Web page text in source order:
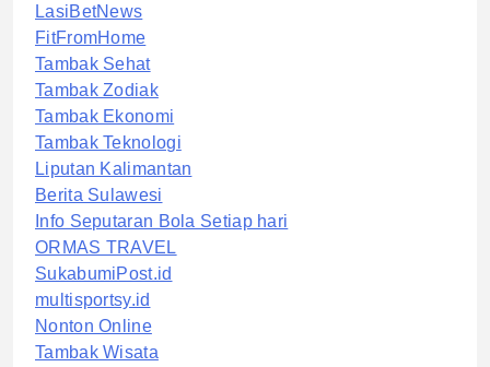
LasiBetNews
FitFromHome
Tambak Sehat
Tambak Zodiak
Tambak Ekonomi
Tambak Teknologi
Liputan Kalimantan
Berita Sulawesi
Info Seputaran Bola Setiap hari
ORMAS TRAVEL
SukabumiPost.id
multisportsy.id
Nonton Online
Tambak Wisata